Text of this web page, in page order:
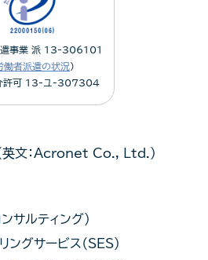
遣事業 派 13-306101
働者派遣の状況）
許可 13-ユ-307304
英文：Acronet Co., Ltd.）
サルティング）
グサービス（SES）